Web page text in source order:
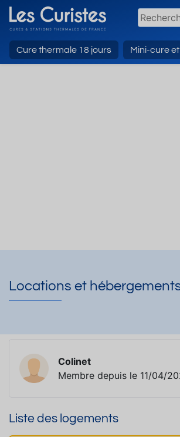
Cure thermale 18 jours Mini-cure
Locations et
Colinet
Membre depuis le 11/04/
Liste des logements